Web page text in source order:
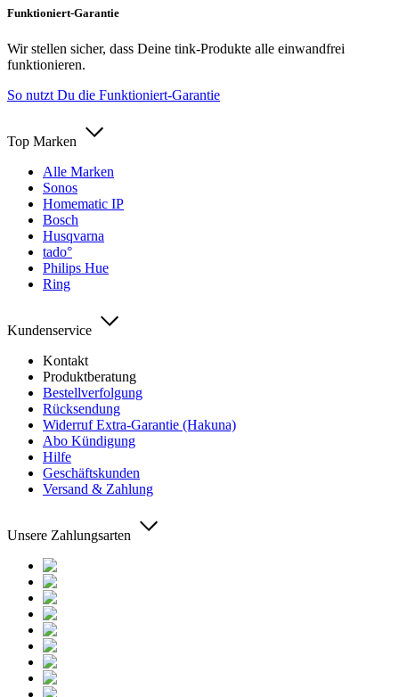
Funktioniert-Garantie
Wir stellen sicher, dass Deine tink-Produkte alle einwandfrei
funktionieren.
So nutzt Du die Funktioniert-Garantie
Top Marken
Alle Marken
Sonos
Homematic IP
Bosch
Husqvarna
tado°
Philips Hue
Ring
Kundenservice
Kontakt
Produktberatung
Bestellverfolgung
Rücksendung
Widerruf Extra-Garantie (Hakuna)
Abo Kündigung
Hilfe
Geschäftskunden
Versand & Zahlung
Unsere Zahlungsarten